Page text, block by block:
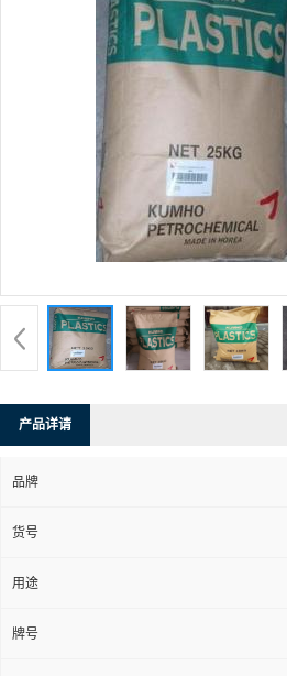
产品详请
品牌
货号
用途
牌号